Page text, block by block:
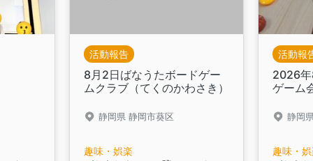
活動報告
8月2日ばなうたボードゲー
ムクラブ（てくのかわさき）
静岡県 静岡市葵区
趣味・娯楽
活動報
2026
ゲーム
静岡
趣味・